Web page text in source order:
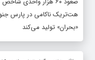
هت‌تریک ناکامی در پارس
«بحران» تولید می‌کند